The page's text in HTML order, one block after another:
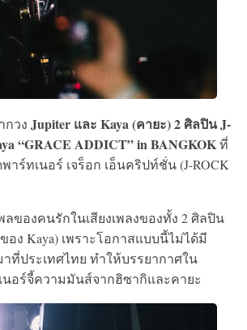
กวง Jupiter และ Kaya (คายะ) 2 ศิลปิน J-
“GRACE ADDICT” in BANGKOKที่
าร์ทเนอร์ เจร็อก เอ็นคริปท์ชั่น (J-ROCK
ลของคนรักในเสียงเพลงของทั้ง 2 ศิลปิน
ง Kaya) เพราะโอกาสแบบนี้ไม่ได้มี
ที่ประเทศไทย ทำให้บรรยากาศใน
นอร์จี้ความมันส์จากฮิซากิและคายะ